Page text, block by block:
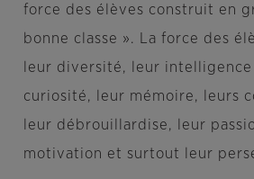
force des élèves construit en
bonne classe ». La force des
leur diversité, leur
curiosité, leur mémoire, leurs
leur débrouillardise, leur
motivation et surtout leur